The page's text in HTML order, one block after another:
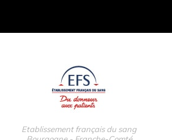
Etablissement français du sang